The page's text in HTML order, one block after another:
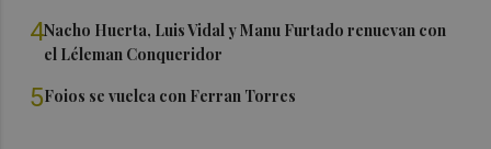
4Nacho Huerta, Luis Vidal y Manu Furtado renuevan con
el Léleman Conqueridor
5Foios se vuelca con Ferran Torres